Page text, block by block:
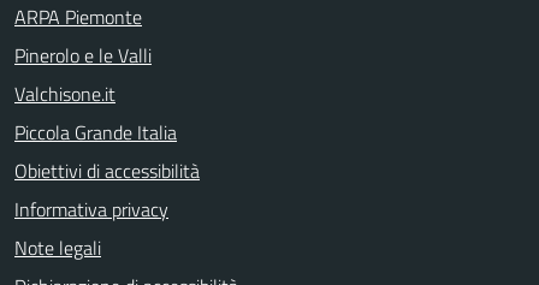
ARPA Piemonte
Pinerolo e le Valli
Valchisone.it
Piccola Grande Italia
Obiettivi di accessibilità
Informativa privacy
Note legali